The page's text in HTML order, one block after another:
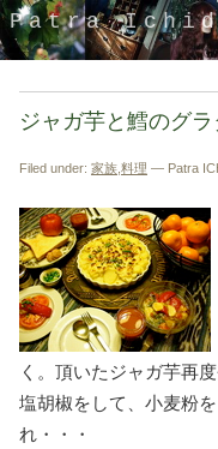
Patra
引退したスタイリストの隠居
ジャガ芋と鱈のグラ
Filed under: 家族 料理 — Patra
く。頂いたジャガ芋再
塩胡椒をして、小麦粉
れ・・・